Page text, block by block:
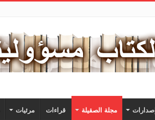
إصدارات مجلة الصقيلة قراءات مرئيات